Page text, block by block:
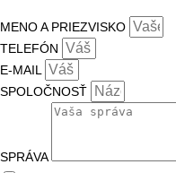
MENO A PRIEZVISKO
TELEFÓN
E-MAIL
SPOLOČNOSŤ
SPRÁVA